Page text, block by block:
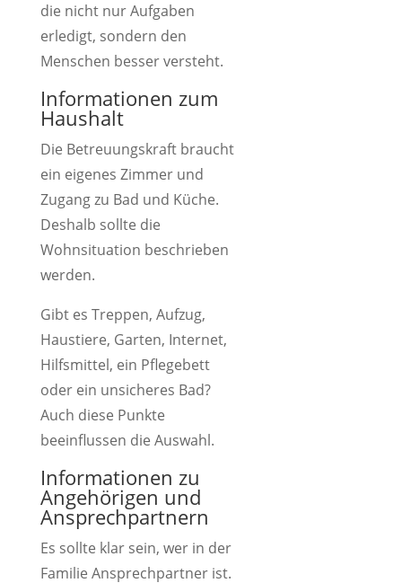
die nicht nur Aufgaben
erledigt, sondern den
Menschen besser versteht.
Informationen zum
Haushalt
Die Betreuungskraft braucht
ein eigenes Zimmer und
Zugang zu Bad und Küche.
Deshalb sollte die
Wohnsituation beschrieben
werden.
Gibt es Treppen, Aufzug,
Haustiere, Garten, Internet,
Hilfsmittel, ein Pflegebett
oder ein unsicheres Bad?
Auch diese Punkte
beeinflussen die Auswahl.
Informationen zu
Angehörigen und
Ansprechpartnern
Es sollte klar sein, wer in der
Familie Ansprechpartner ist.